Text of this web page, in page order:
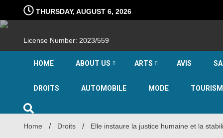
content
THURSDAY, AUGUST 6, 2026
License Number: 2023/559
HOME ABOUT US ARTS AVIS
DROITS AUTOMOBILE MODE
Home Droits Elle instaure la justice humaine et la